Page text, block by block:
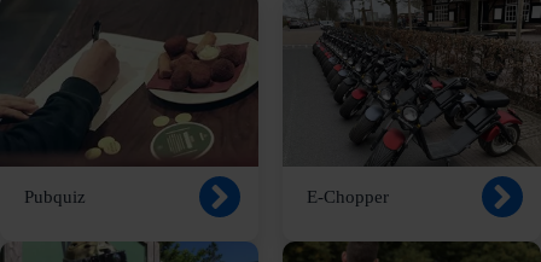
Pubquiz E-Chopper